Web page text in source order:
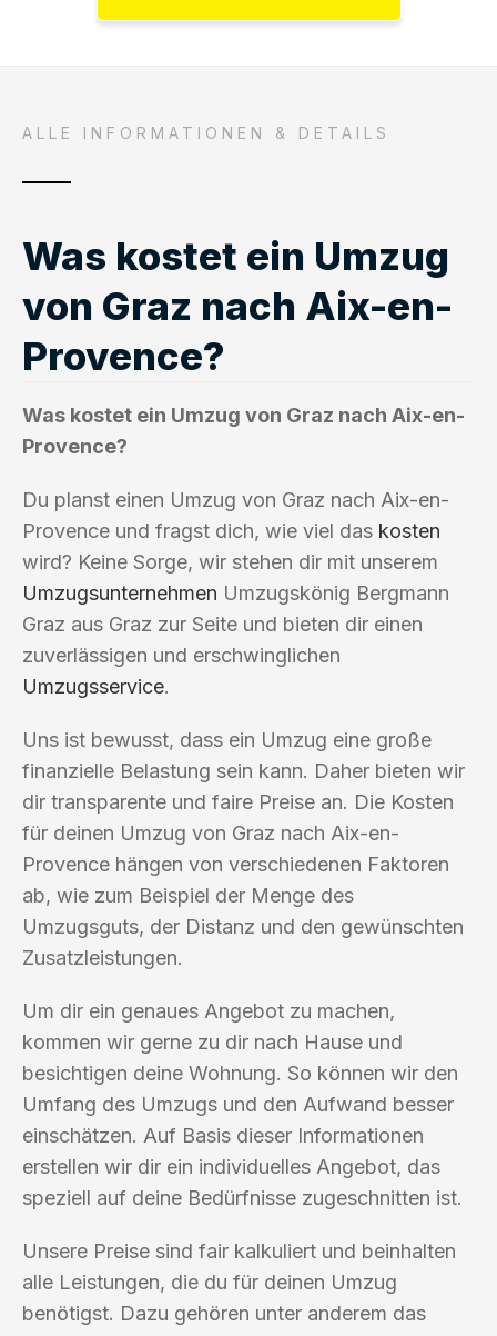
ALLE INFORMATIONEN & DETAILS
Was kostet ein Umzug
von Graz nach Aix-en-
Provence?
Was kostet ein Umzug von Graz nach Aix-en-
Provence?
Du planst einen Umzug von Graz nach Aix-en-
Provence und fragst dich, wie viel das kosten
wird? Keine Sorge, wir stehen dir mit unserem
Umzugsunternehmen Umzugskönig Bergmann
Graz aus Graz zur Seite und bieten dir einen
zuverlässigen und erschwinglichen
Umzugsservice.
Uns ist bewusst, dass ein Umzug eine große
finanzielle Belastung sein kann. Daher bieten wir
dir transparente und faire Preise an. Die Kosten
für deinen Umzug von Graz nach Aix-en-
Provence hängen von verschiedenen Faktoren
ab, wie zum Beispiel der Menge des
Umzugsguts, der Distanz und den gewünschten
Zusatzleistungen.
Um dir ein genaues Angebot zu machen,
kommen wir gerne zu dir nach Hause und
besichtigen deine Wohnung. So können wir den
Umfang des Umzugs und den Aufwand besser
einschätzen. Auf Basis dieser Informationen
erstellen wir dir ein individuelles Angebot, das
speziell auf deine Bedürfnisse zugeschnitten ist.
Unsere Preise sind fair kalkuliert und beinhalten
alle Leistungen, die du für deinen Umzug
benötigst. Dazu gehören unter anderem das